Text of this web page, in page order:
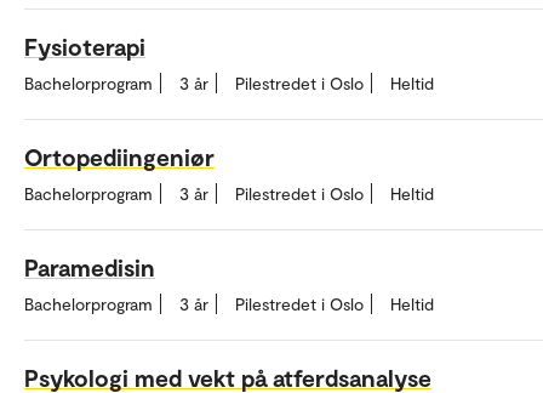
Fysioterapi
Bachelorprogram 3 år Pilestredet i Oslo Heltid
Ortopediingeniør
Bachelorprogram 3 år Pilestredet i Oslo Heltid
Paramedisin
Bachelorprogram 3 år Pilestredet i Oslo Heltid
Psykologi med vekt på atferdsanalyse